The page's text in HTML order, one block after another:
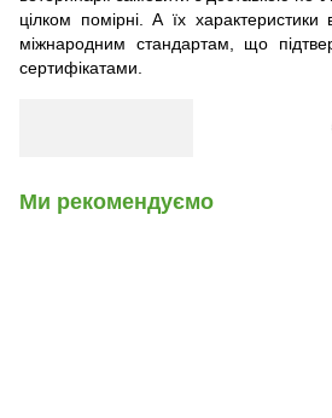
цілком помірні. А їх характеристики
міжнародним стандартам, що
сертифікатами.
Ми рекомендуємо